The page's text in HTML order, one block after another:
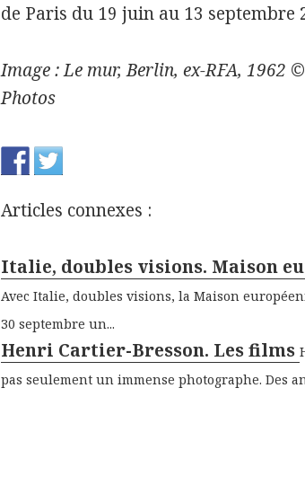
de Paris du 19 juin au 13 septembre
Image : Le mur, Berlin, ex-RFA, 1962
Photos
Articles connexes :
Italie, doubles visions. Maison
Avec Italie, doubles visions, la Maison
30 septembre un...
Henri Cartier-Bresson. Les films
pas seulement un immense photographe. Des